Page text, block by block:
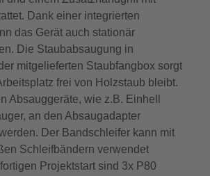
Dank einer integrierten
das Gerät auch stationär
Die Staubabsaugung in
mitgelieferten Staubfangbox sorgt
frei von Holzstaub bleibt.
Absauggeräte, wie z.B. Einhell
an den Absaugadapter
Der Bandschleifer kann mit
Schleifbändern verwendet
Projektstart sind 3x P80